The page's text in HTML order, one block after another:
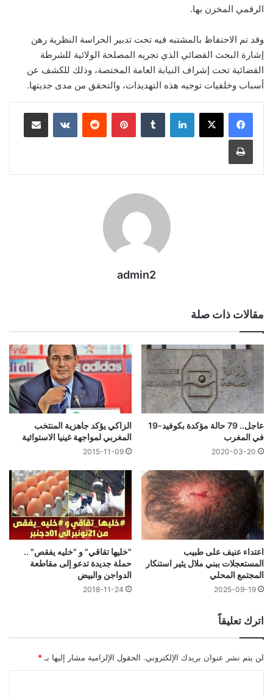
الرقمي المخزن بها.
وقد تم الاحتفاظ بالمشتبه فيه تحت تدبير الحراسة النظرية رهن
إشارة البحث القضائي الذي تجريه المصلحة الولائية للشرطة
القضائية تحت إشراف النيابة العامة المختصة، وذلك للكشف عن
أسباب وخلفيات توجيه هذه التهديدات، والتحقق من مدى جديتها.
لينكدإن بينتيريست مشاركة عبر البريد
طباعة
admin2
مقالات ذات صلة
عاجل.. 79 حالة مؤكدة بكوفيد-19
في المغرب
2020-03-20
الزاكي يؤكد جاهزية المنتخب
المغربي لمواجهة غينيا الاستوائية
2015-11-09
اعتداء عنيف على طبيب
المستعجلات ببني ملال يثير استنكار
المجتمع المحلي
2025-09-19
"خليها تقاقي" و "خليه يفقص" ..
حملة جديدة تدعو إلى مقاطعة
الدواجن والبيض
2018-11-24
اترك تعليقاً
لن يتم نشر عنوان بريدك الإلكتروني. الحقول الإلزامية مشار إليها بـ *